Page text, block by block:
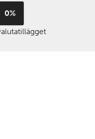
0%